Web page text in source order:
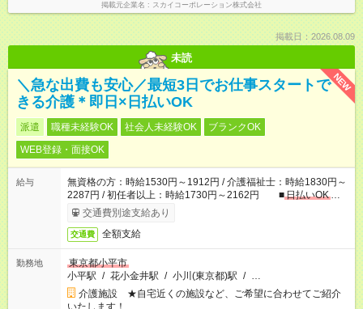
掲載元企業名 スカイコーポレーション株式会社
掲載日：2026.08.09
未読
NEW
＼急な出費も安心／最短3日でお仕事スタートで
きる介護＊即日×日払いOK
派遣 職種未経験OK 社会人未経験OK
ブランクOK
WEB登録・面接OK
給与
無資格の方：時給1530円～1912円 / 介護福祉士：時給1830円～
2287円 / 初任者以上：時給1730円～2162円 ■日払いOK ■
日収例：1万2240円（時給1530円×8h）
交通費別途支給あり
交通費 全額支給
勤務地
東京都小平市
小平駅 / 花小金井駅 / 小川(東京都)駅 / …
介護施設 ★自宅近くの施設など、ご希望に合わせてご紹介
いたします！